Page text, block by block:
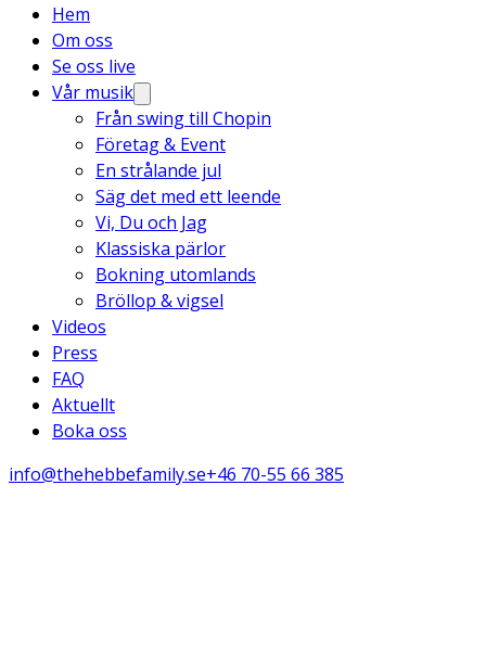
Hem
Om oss
Se oss live
Vår musik
Från swing till Chopin
Företag & Event
En strålande jul
Säg det med ett leende
Vi, Du och Jag
Klassiska pärlor
Bokning utomlands
Bröllop & vigsel
Videos
Press
FAQ
Aktuellt
Boka oss
info@thehebbefamily.se+46 70-55 66 385